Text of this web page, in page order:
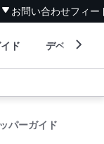
お問い合わせフィー
ド デベロッパ
パーガイド